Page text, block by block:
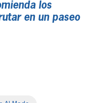
los
en un paseo